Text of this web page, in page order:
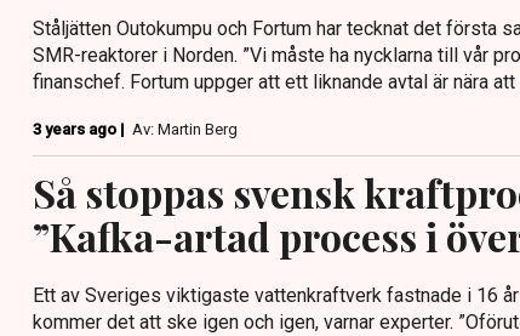
Ståljätten Outokumpu och Fortum har tecknat det första
SMR-reaktorer i Norden. ”Vi måste ha nycklarna till vår
finanschef. Fortum uppger att ett liknande avtal är nära
3 years ago | Av: Martin Berg
Så stoppas svensk
”Kafka-artad process i över
Ett av Sveriges viktigaste vattenkraftverk fastnade i 16
kommer det att ske igen och igen, varnar experter.